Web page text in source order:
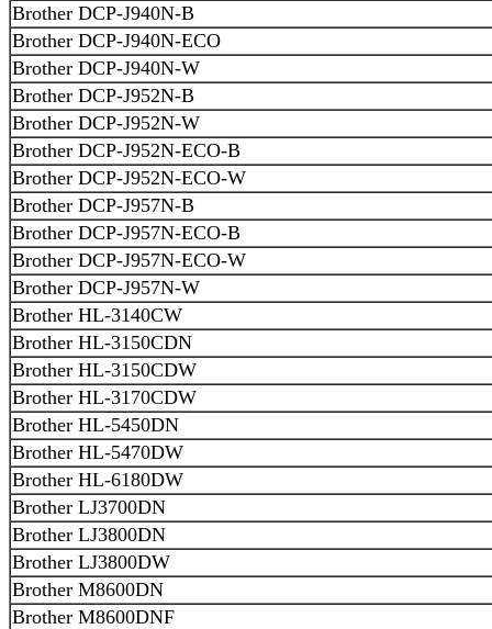
Brother DCP-J940N-B
Brother DCP-J940N-ECO
Brother DCP-J940N-W
Brother DCP-J952N-B
Brother DCP-J952N-W
Brother DCP-J952N-ECO-B
Brother DCP-J952N-ECO-W
Brother DCP-J957N-B
Brother DCP-J957N-ECO-B
Brother DCP-J957N-ECO-W
Brother DCP-J957N-W
Brother HL-3140CW
Brother HL-3150CDN
Brother HL-3150CDW
Brother HL-3170CDW
Brother HL-5450DN
Brother HL-5470DW
Brother HL-6180DW
Brother LJ3700DN
Brother LJ3800DN
Brother LJ3800DW
Brother M8600DN
Brother M8600DNF